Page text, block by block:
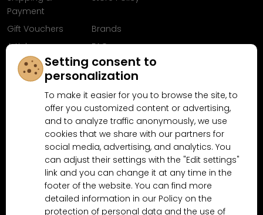
Payment
Gift Vouchers
Brands
Articles
FAQ
Follow us on
Facebook
Why shop at MN-Modelar.com
4.9/5(10481x) 4.5/5 (189x)
Setting consent to
personalization
To make it easier for you to browse the site, to
offer you customized content or advertising,
and to analyze traffic anonymously, we use
cookies that we share with our partners for
social media, advertising, and analytics. You
can adjust their settings with the "Edit settings"
link and you can change it at any time in the
footer of the website. You can find more
detailed information in our Policy on the
protection of personal data and the use of